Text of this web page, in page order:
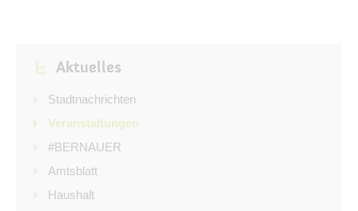
Amtsblatt
Haushalt
Öffentliche Auslegungen
Bürgerservice
Bürgerinformation
Aktuelles
Stadtnachrichten
Veranstaltungen
#BERNAUER
Amtsblatt
Haushalt